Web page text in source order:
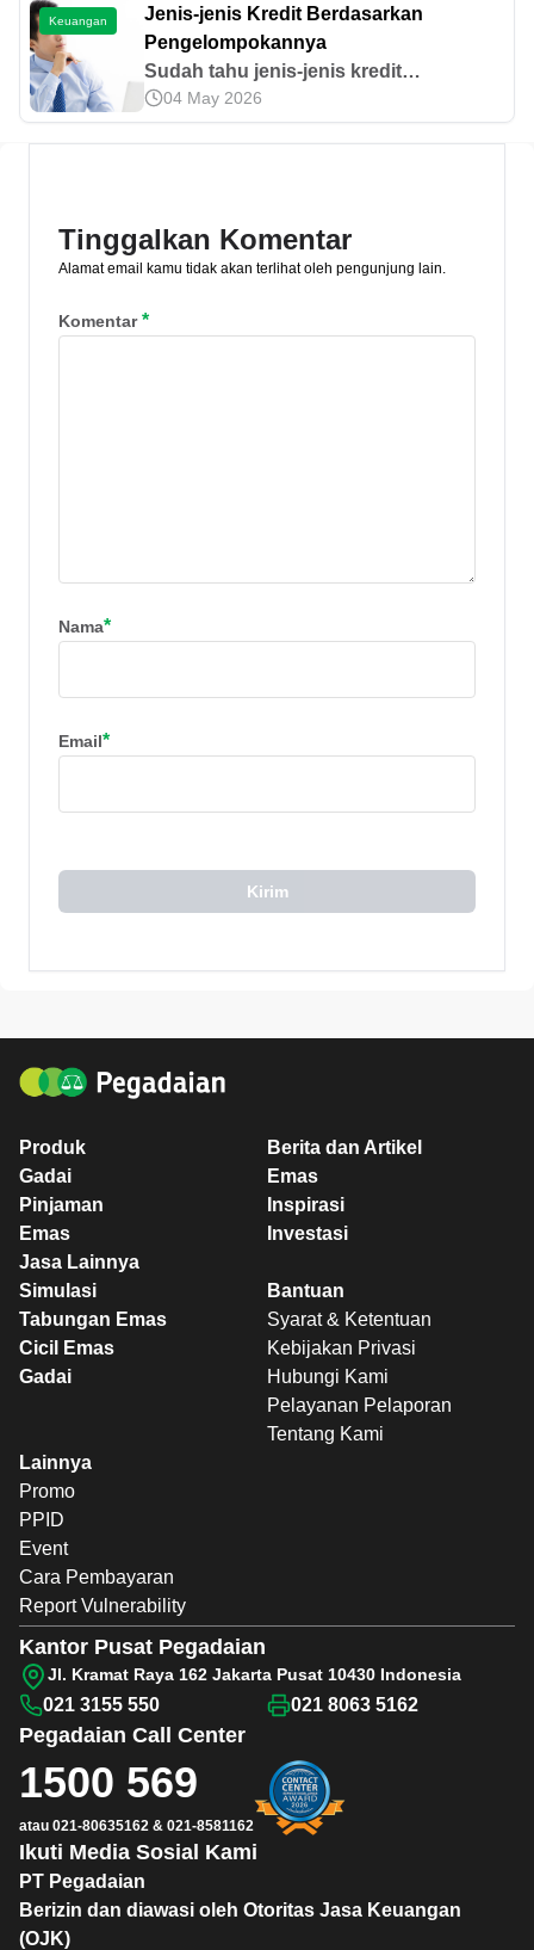
yang lebih luas.
Keuangan
Jenis-jenis Kredit Berdasarkan
Pengelompokannya
Sudah tahu jenis-jenis kredit
berdasarkan pengelompokannya,
belum? Yuk, simak selengkapnya di
04 May 2026
Tinggalkan Komentar
Alamat email kamu tidak akan terlihat oleh pengunjung lain.
Komentar*
Nama*
Email*
Kirim
Produk
Gadai
Pinjaman
Emas
Jasa Lainnya
Berita dan Artikel
Emas
Inspirasi
Investasi
Simulasi
Tabungan Emas
Cicil Emas
Gadai
Bantuan
Syarat & Ketentuan
Kebijakan Privasi
Hubungi Kami
Pelayanan Pelaporan
Tentang Kami
Lainnya
Promo
PPID
Event
Cara Pembayaran
Report Vulnerability
PT Pegadaian
Berizin dan diawasi oleh Otoritas Jasa Keuangan
(OJK)
Ikuti Media Sosial Kami
Pegadaian Call Center
1500 569
atau 021-80635162 & 021-8581162
Kantor Pusat Pegadaian
Jl. Kramat Raya 162 Jakarta Pusat 10430 Indonesia
021 3155 550 021 8063 5162